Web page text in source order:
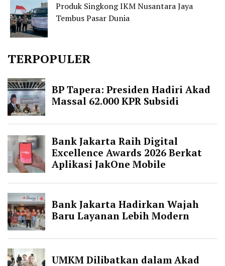
Produk Singkong IKM Nusantara Jaya
Tembus Pasar Dunia
TERPOPULER